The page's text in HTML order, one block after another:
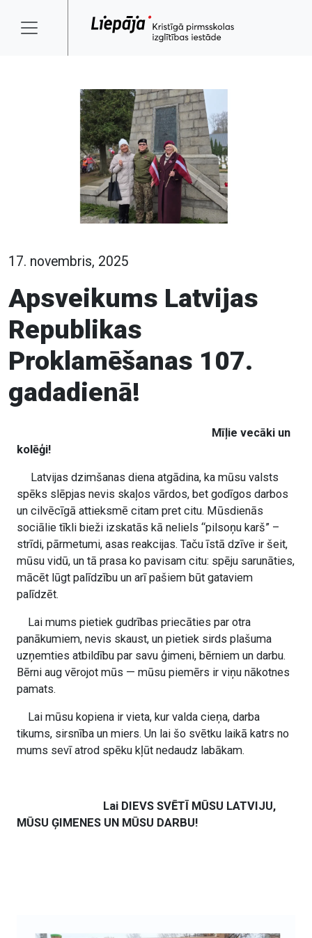
17. novembris, 2025
Apsveikums Latvijas
Republikas
Proklamēšanas 107.
gadadienā!
Mīļie vecāki un
kolēģi!
Latvijas dzimšanas diena atgādina, ka mūsu valsts
spēks slēpjas nevis skaļos vārdos, bet godīgos darbos
un cilvēcīgā attieksmē citam pret citu. Mūsdienās
sociālie tīkli bieži izskatās kā neliels “pilsoņu karš” –
strīdi, pārmetumi, asas reakcijas. Taču īstā dzīve ir šeit,
mūsu vidū, un tā prasa ko pavisam citu: spēju sarunāties,
mācēt lūgt palīdzību un arī pašiem būt gataviem
palīdzēt.
Lai mums pietiek gudrības priecāties par otra
panākumiem, nevis skaust, un pietiek sirds plašuma
uzņemties atbildību par savu ģimeni, bērniem un darbu.
Bērni aug vērojot mūs — mūsu piemērs ir viņu nākotnes
pamats.
Lai mūsu kopiena ir vieta, kur valda cieņa, darba
tikums, sirsnība un miers. Un lai šo svētku laikā katrs no
mums sevī atrod spēku kļūt nedaudz labākam.
Lai DIEVS SVĒTĪ MŪSU LATVIJU,
MŪSU ĢIMENES UN MŪSU DARBU!